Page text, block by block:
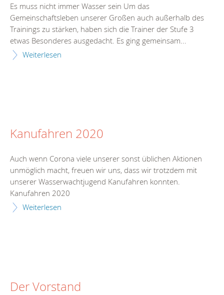
Es muss nicht immer Wasser sein Um das
Gemeinschaftsleben unserer Großen auch außerhalb des
Trainings zu stärken, haben sich die Trainer der Stufe 3
etwas Besonderes ausgedacht. Es ging gemeinsam...
Weiterlesen
Kanufahren 2020
Auch wenn Corona viele unserer sonst üblichen Aktionen
unmöglich macht, freuen wir uns, dass wir trotzdem mit
unserer Wasserwachtjugend Kanufahren konnten.
Kanufahren 2020
Weiterlesen
Der Vorstand